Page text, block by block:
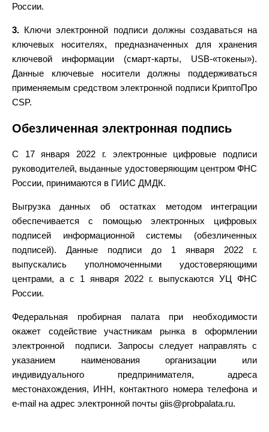
России.
3. Ключи электронной подписи должны создаваться на
ключевых носителях, предназначенных для хранения
ключевой информации (смарт-карты, USB-«токены»).
Данные ключевые носители должны поддерживаться
применяемым средством электронной подписи КриптоПро
CSP.
Обезличенная электронная подпись
С 17 января 2022 г. электронные цифровые подписи
руководителей, выданные удостоверяющим центром ФНС
России, принимаются в ГИИС ДМДК.
Выгрузка данных об остатках методом интеграции
обеспечивается с помощью электронных цифровых
подписей информационной системы (обезличенных
подписей). Данные подписи до 1 января 2022 г.
выпускались уполномоченными удостоверяющими
центрами, а с 1 января 2022 г. выпускаются УЦ ФНС
России.
Федеральная пробирная палата при необходимости
окажет содействие участникам рынка в оформлении
электронной подписи. Запросы следует направлять с
указанием наименования организации или
индивидуального предпринимателя, адреса
местонахождения, ИНН, контактного номера телефона и
e-mail на адрес электронной почты giis@probpalata.ru.